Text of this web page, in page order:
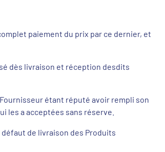
paiement du prix par ce dernier, et
dès livraison et réception desdits
étant réputé avoir rempli son
les a acceptées sans réserve.
défaut de livraison des Produits